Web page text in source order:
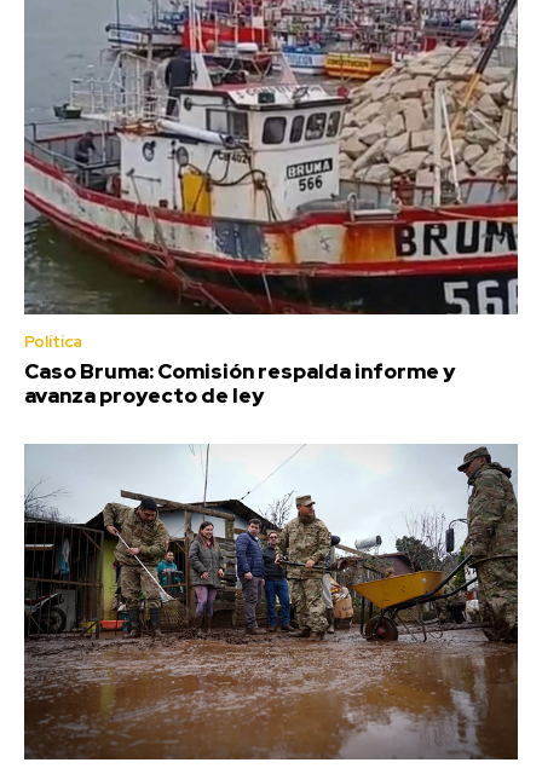
Política
Caso Bruma: Comisión respalda informe y
avanza proyecto de ley